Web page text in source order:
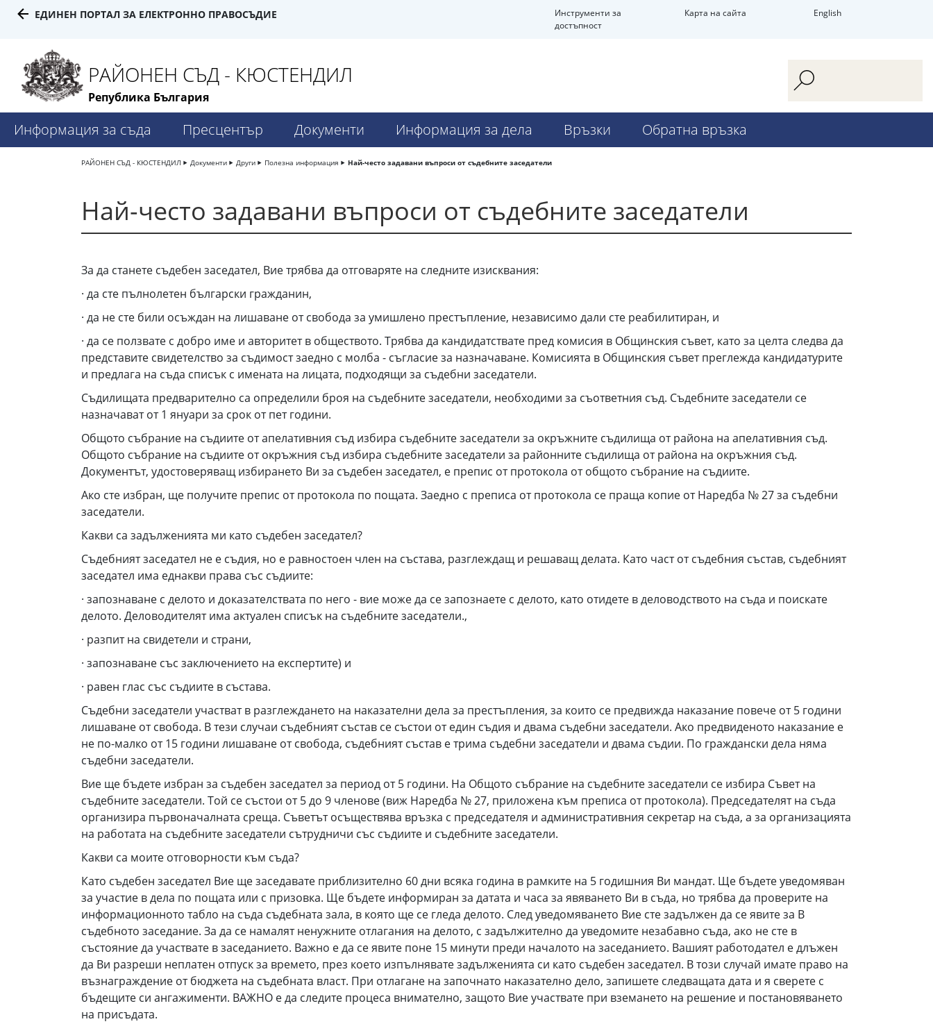
ЕДИНЕН ПОРТАЛ ЗА ЕЛЕКТРОННО ПРАВОСЪДИЕ
Инструменти за
достъпност
Карта на сайта English
РАЙОНЕН СЪД - КЮСТЕНДИЛ
Република България
Информация за съда Пресцентър Документи Информация за дела Връзки Обратна връзка
РАЙОНЕН СЪД - КЮСТЕНДИЛ Документи Други Полезна информация Най-често задавани въпроси от съдебните заседатели
Най-често задавани въпроси от съдебните заседатели
За да станете съдебен заседател, Вие трябва да отговаряте на следните изисквания:
· да сте пълнолетен български гражданин,
· да не сте били осъждан на лишаване от свобода за умишлено престъпление, независимо дали сте реабилитиран, и
· да се ползвате с добро име и авторитет в обществото. Трябва да кандидатствате пред комисия в Общинския съвет, като за целта следва да
представите свидетелство за съдимост заедно с молба - съгласие за назначаване. Комисията в Общинския съвет преглежда кандидатурите
и предлага на съда списък с имената на лицата, подходящи за съдебни заседатели.
Съдилищата предварително са определили броя на съдебните заседатели, необходими за съответния съд. Съдебните заседатели се
назначават от 1 януари за срок от пет години.
Общото събрание на съдиите от апелативния съд избира съдебните заседатели за окръжните съдилища от района на апелативния съд.
Общото събрание на съдиите от окръжния съд избира съдебните заседатели за районните съдилища от района на окръжния съд.
Документът, удостоверяващ избирането Ви за съдебен заседател, е препис от протокола от общото събрание на съдиите.
Ако сте избран, ще получите препис от протокола по пощата. Заедно с преписа от протокола се праща копие от Наредба № 27 за съдебни
заседатели.
Какви са задълженията ми като съдебен заседател?
Съдебният заседател не е съдия, но е равностоен член на състава, разглеждащ и решаващ делата. Като част от съдебния състав, съдебният
заседател има еднакви права със съдиите:
· запознаване с делото и доказателствата по него - вие може да се запознаете с делото, като отидете в деловодството на съда и поискате
делото. Деловодителят има актуален списък на съдебните заседатели.,
· разпит на свидетели и страни,
· запознаване със заключението на експертите) и
· равен глас със съдиите в състава.
Съдебни заседатели участват в разглеждането на наказателни дела за престъпления, за които се предвижда наказание повече от 5 години
лишаване от свобода. В тези случаи съдебният състав се състои от един съдия и двама съдебни заседатели. Ако предвиденото наказание е
не по-малко от 15 години лишаване от свобода, съдебният състав е трима съдебни заседатели и двама съдии. По граждански дела няма
съдебни заседатели.
Вие ще бъдете избран за съдебен заседател за период от 5 години. На Общото събрание на съдебните заседатели се избира Съвет на
съдебните заседатели. Той се състои от 5 до 9 членове (виж Наредба № 27, приложена към преписа от протокола). Председателят на съда
организира първоначалната среща. Съветът осъществява връзка с председателя и административния секретар на съда, а за организацията
на работата на съдебните заседатели сътрудничи със съдиите и съдебните заседатели.
Какви са моите отговорности към съда?
Като съдебен заседател Вие ще заседавате приблизително 60 дни всяка година в рамките на 5 годишния Ви мандат. Ще бъдете уведомяван
за участие в дела по пощата или с призовка. Ще бъдете информиран за датата и часа за явяването Ви в съда, но трябва да проверите на
информационното табло на съда съдебната зала, в която ще се гледа делото. След уведомяването Вие сте задължен да се явите за В
съдебното заседание. За да се намалят ненужните отлагания на делото, с задължително да уведомите незабавно съда, ако не сте в
състояние да участвате в заседанието. Важно е да се явите поне 15 минути преди началото на заседанието. Вашият работодател е длъжен
да Ви разреши неплатен отпуск за времето, през което изпълнявате задълженията си като съдебен заседател. В този случай имате право на
възнаграждение от бюджета на съдебната власт. При отлагане на започнато наказателно дело, запишете следващата дата и я сверете с
бъдещите си ангажименти. ВАЖНО е да следите процеса внимателно, защото Вие участвате при вземането на решение и постановяването
на присъдата.